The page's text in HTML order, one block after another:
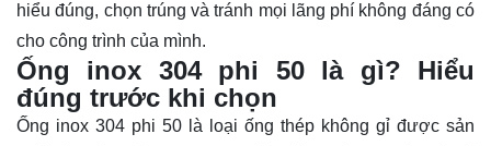
hiểu đúng, chọn trúng và tránh mọi lãng phí không đáng có
cho công trình của mình.
Ống inox 304 phi 50 là gì? Hiểu
đúng trước khi chọn
Ống inox 304 phi 50 là loại ống thép không gỉ được sản